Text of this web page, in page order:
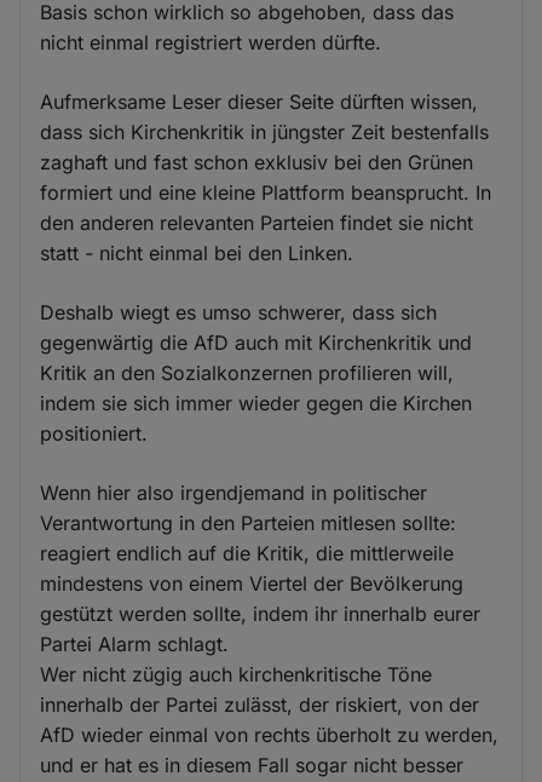
Basis schon wirklich so abgehoben, dass das
nicht einmal registriert werden dürfte.
Aufmerksame Leser dieser Seite dürften wissen,
dass sich Kirchenkritik in jüngster Zeit bestenfalls
zaghaft und fast schon exklusiv bei den Grünen
formiert und eine kleine Plattform beansprucht. In
den anderen relevanten Parteien findet sie nicht
statt - nicht einmal bei den Linken.
Deshalb wiegt es umso schwerer, dass sich
gegenwärtig die AfD auch mit Kirchenkritik und
Kritik an den Sozialkonzernen profilieren will,
indem sie sich immer wieder gegen die Kirchen
positioniert.
Wenn hier also irgendjemand in politischer
Verantwortung in den Parteien mitlesen sollte:
reagiert endlich auf die Kritik, die mittlerweile
mindestens von einem Viertel der Bevölkerung
gestützt werden sollte, indem ihr innerhalb eurer
Partei Alarm schlagt.
Wer nicht zügig auch kirchenkritische Töne
innerhalb der Partei zulässt, der riskiert, von der
AfD wieder einmal von rechts überholt zu werden,
und er hat es in diesem Fall sogar nicht besser